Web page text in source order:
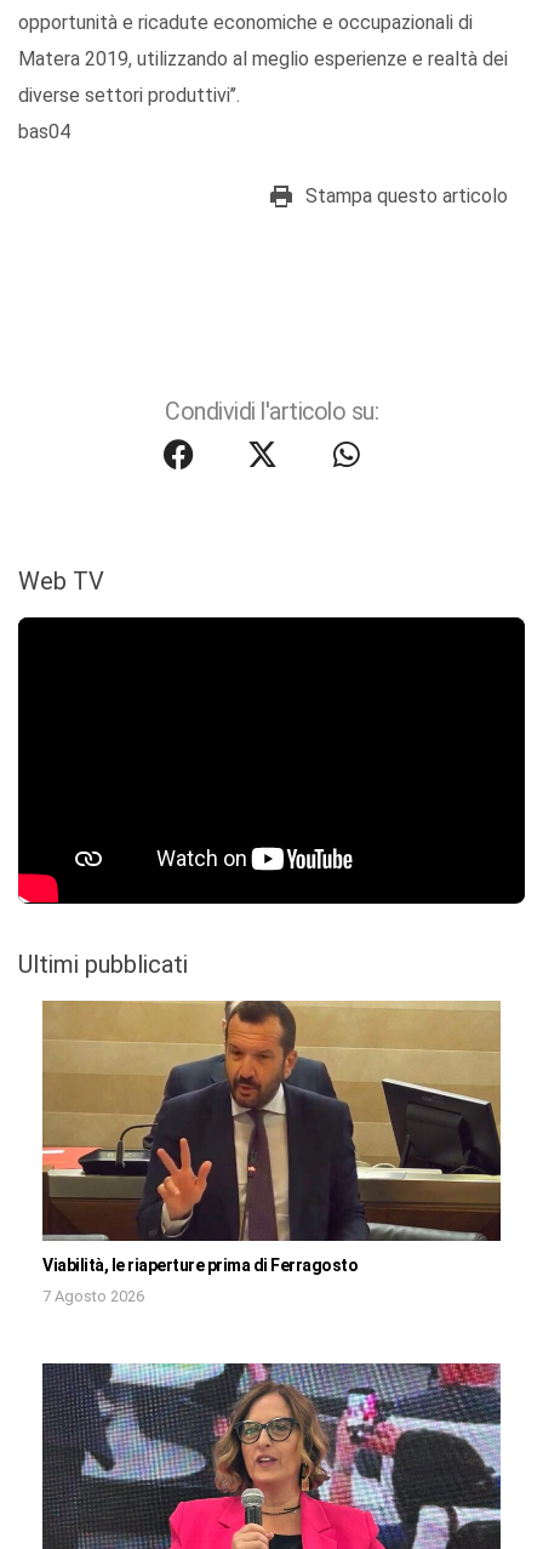
opportunità e ricadute economiche e occupazionali di
Matera 2019, utilizzando al meglio esperienze e realtà dei
diverse settori produttivi’’.
bas04
Stampa questo articolo
Condividi l'articolo su:
Web TV
Ultimi pubblicati
Viabilità, le riaperture prima di Ferragosto
7 Agosto 2026